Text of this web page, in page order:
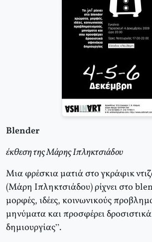
Blender
έκθεση της Μάρης Ιπληκτσιάδου
Μια φρέσκια ματιά στο γκράφικ
(Μάρη Ιπληκτσιάδου) ρίχνει στο
μορφές, ιδέες, κοινωνικούς
μηνύματα και προσφέρει
δημιουργίας”.